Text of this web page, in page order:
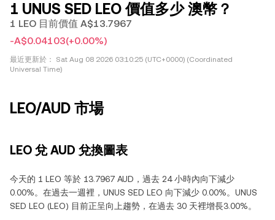
1 UNUS SED LEO 價值多少 澳幣？
1 LEO 目前價值 A$13.7967
-A$0.04103(+0.00%)
最近更新於：
Sat Aug 08 2026 03:10:25 (UTC+0000) (Coordinated
Universal Time)
LEO/AUD 市場
LEO 兌 AUD 兌換圖表
今天的 1 LEO 等於 13.7967 AUD，過去 24 小時內向下減少
0.00%。在過去一週裡，UNUS SED LEO 向下減少 0.00%。UNUS
SED LEO (LEO) 目前正呈向上趨勢，在過去 30 天裡增長3.00%。